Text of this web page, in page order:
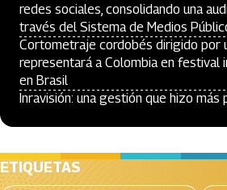
redes sociales, consolidando una
través del Sistema de Medios
Cortometraje cordobés dirigido por
representará a Colombia en festival
en Brasil
Inravisión: una gestión que hizo más
ETIQUETAS